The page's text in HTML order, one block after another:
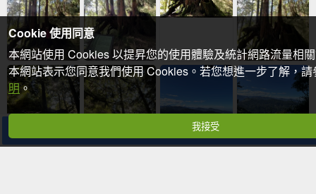
分享
Cookie 使用同意
本網站使用 Cookies 以提昇您的使用體驗及統計網路流量相
本網站表示您同意我們使用 Cookies。若您想進一步了解，
明。
我接受